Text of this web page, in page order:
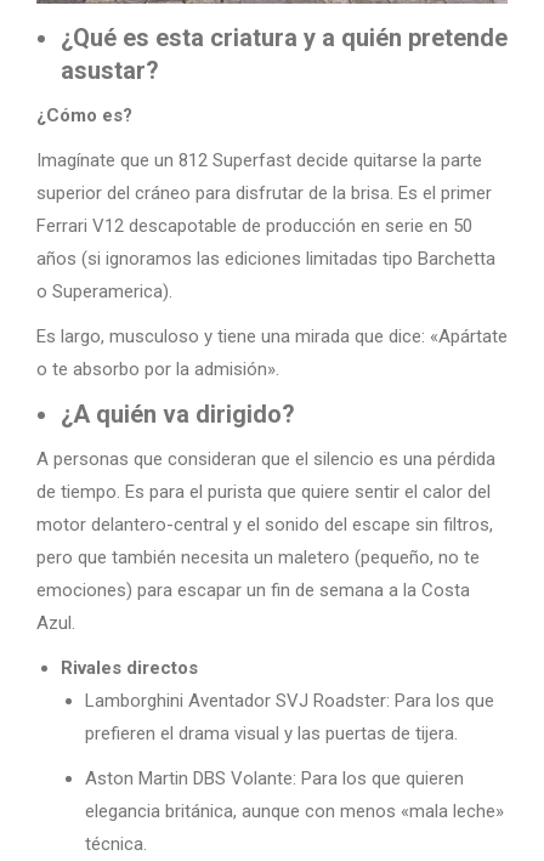
¿Qué es esta criatura y a quién pretende
asustar?
¿Cómo es?
Imagínate que un 812 Superfast decide quitarse la parte
superior del cráneo para disfrutar de la brisa. Es el primer
Ferrari V12 descapotable de producción en serie en 50
años (si ignoramos las ediciones limitadas tipo Barchetta
o Superamerica).
Es largo, musculoso y tiene una mirada que dice: «Apártate
o te absorbo por la admisión».
¿A quién va dirigido?
A personas que consideran que el silencio es una pérdida
de tiempo. Es para el purista que quiere sentir el calor del
motor delantero-central y el sonido del escape sin filtros,
pero que también necesita un maletero (pequeño, no te
emociones) para escapar un fin de semana a la Costa
Azul.
Rivales directos
Lamborghini Aventador SVJ Roadster: Para los que
prefieren el drama visual y las puertas de tijera.
Aston Martin DBS Volante: Para los que quieren
elegancia británica, aunque con menos «mala leche»
técnica.